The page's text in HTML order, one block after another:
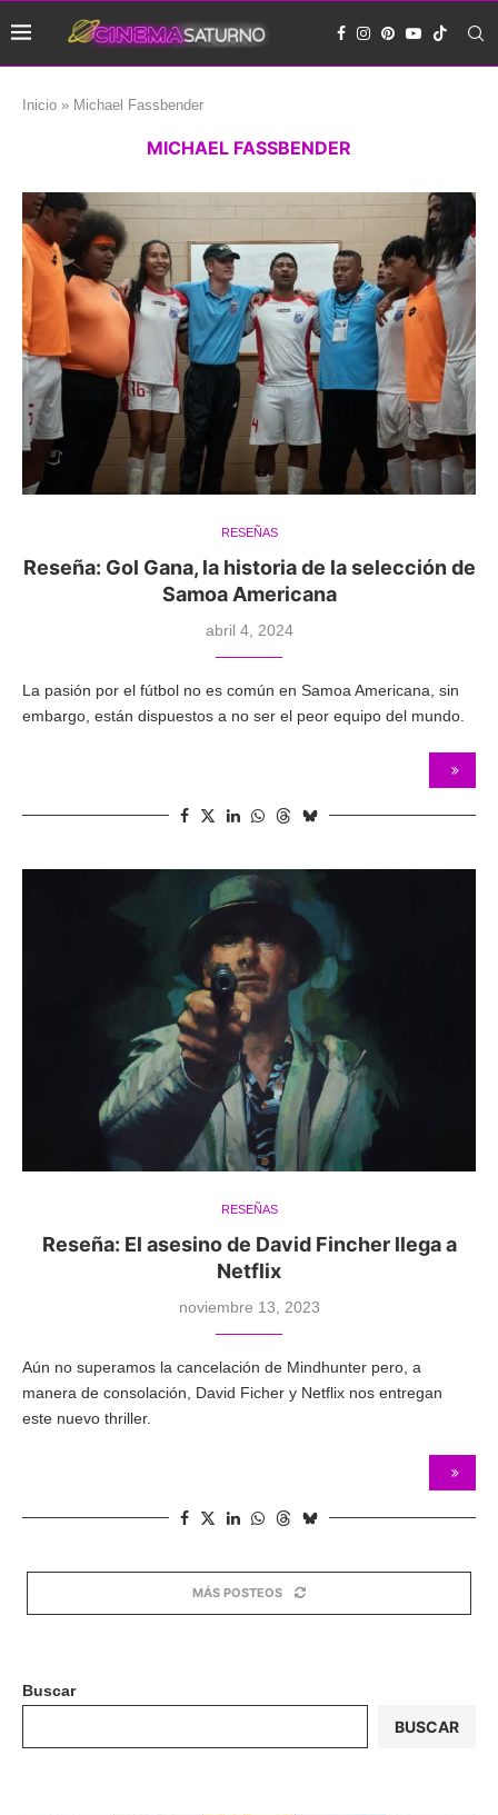
Inicio » Michael Fassbender
MICHAEL FASSBENDER
RESEÑAS
Reseña: Gol Gana, la historia de la selección de
Samoa Americana
abril 4, 2024
La pasión por el fútbol no es común en Samoa Americana, sin
embargo, están dispuestos a no ser el peor equipo del mundo.
RESEÑAS
Reseña: El asesino de David Fincher llega a
Netflix
noviembre 13, 2023
Aún no superamos la cancelación de Mindhunter pero, a
manera de consolación, David Ficher y Netflix nos entregan
este nuevo thriller.
MÁS POSTEOS
Buscar
BUSCAR